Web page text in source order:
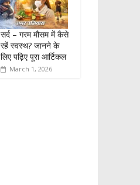
सर्द – गरम मौसम में कैसे
रहें स्वस्थ? जानने के
लिए पढ़िए पूरा आर्टिकल
March 1, 2026